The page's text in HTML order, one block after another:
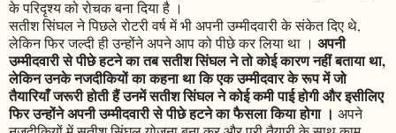
के परिदृश्य को रोचक बना दिया है ।
सतीश सिंघल ने पिछले रोटरी वर्ष में भी अपनी उम्मीदवारी के संकेत दिए थे,
लेकिन फिर जल्दी ही उन्होंने अपने आप को पीछे कर लिया था । अपनी
उम्मीदवारी से पीछे हटने का तब सतीश सिंघल ने तो कोई कारण नहीं बताया था,
लेकिन उनके नजदीकियों का कहना था कि एक उम्मीदवार के रूप में जो
तैयारियाँ जरूरी होती हैं उनमें सतीश सिंघल ने कोई कमी पाई होगी और इसीलिए
फिर उन्होंने अपनी उम्मीदवारी से पीछे हटने का फैसला किया होगा । अपने